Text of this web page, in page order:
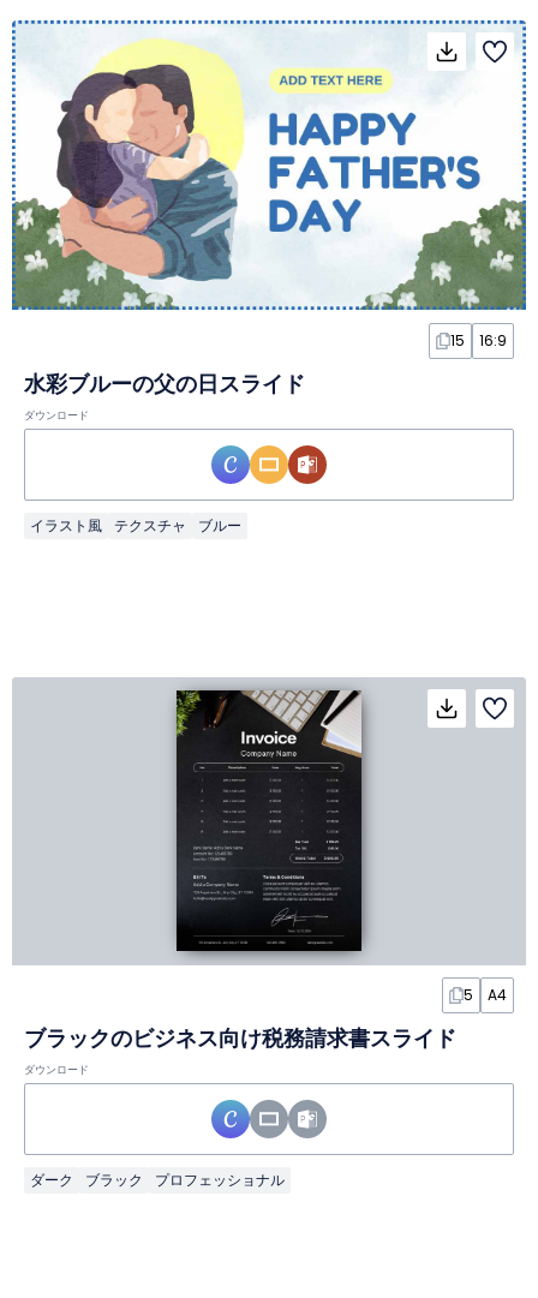
15 16:9
水彩ブルーの父の日スライド
ダウンロード
イラスト風 テクスチャ ブルー
5 A4
ブラックのビジネス向け税務請求書スライド
ダウンロード
ダーク ブラック プロフェッショナル